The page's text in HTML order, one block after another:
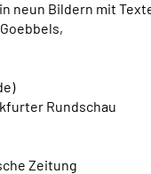
neun Bildern mit
Rundschau
Zeitung